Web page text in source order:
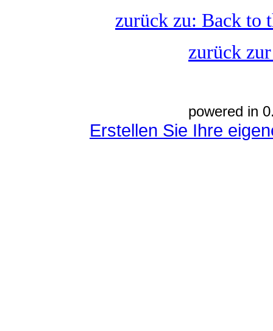
zurück zu: Back to
zurück
powered in
Erstellen Sie Ihre